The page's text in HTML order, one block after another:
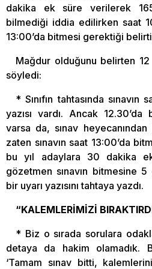
dakika ek süre verilerek 165
bilmediği iddia edilirken saat
13:00’da bitmesi gerektiği
Mağdur olduğunu belirten
söyledi:
* Sınıfın tahtasında sınavın
yazısı vardı. Ancak
varsa da, sınav
zaten sınavın saat 13:00’da
bu yıl adaylara 30 dakika
gözetmen sınavın bitmesine 5
bir uyarı yazısını tahtaya yazdı.
“KALEMLERİMİZİ
* Biz o sırada sorulara
detaya da hakim olamadık.
‘Tamam sınav bitti,